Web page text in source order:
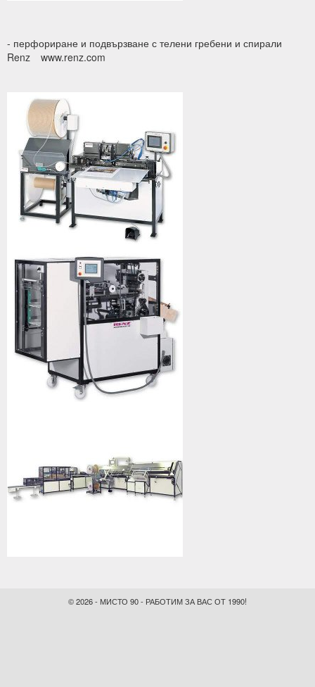
- перфориране и подвързване с телени гребени и спирали
Renz
www.renz.com
© 2026 - МИСТО 90 - РАБОТИМ ЗА ВАС ОТ 1990!